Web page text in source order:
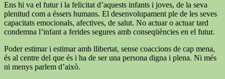
Ens hi va el futur i la felicitat d’aquests infants i joves, de la seva
plenitud com a éssers humans. El desenvolupament ple de les seves
capacitats emocionals, afectives, de salut. No actuar o actuar tard
condemna l’infant a ferides segures amb conseqüències en el futur.
Poder estimar i estimar amb llibertat, sense coaccions de cap mena,
és al centre del que és i ha de ser una persona digna i plena. Ni més
ni menys parlem d’això.